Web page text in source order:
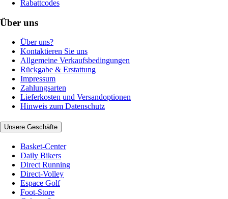
Rabattcodes
Über uns
Über uns?
Kontaktieren Sie uns
Allgemeine Verkaufsbedingungen
Rückgabe & Erstattung
Impressum
Zahlungsarten
Lieferkosten und Versandoptionen
Hinweis zum Datenschutz
Unsere Geschäfte
Basket-Center
Daily Bikers
Direct Running
Direct-Volley
Espace Golf
Foot-Store